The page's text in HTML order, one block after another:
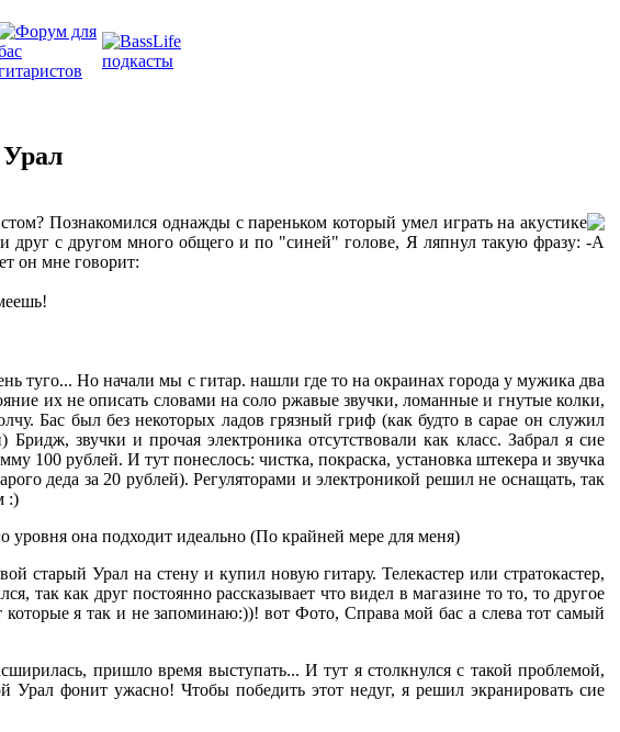
Познакомился однажды с пареньком который умел играть на акустике
друг с другом много общего и по "синей" голове, Я ляпнул такую фразу: -А
он мне говорит:
туго... Но начали мы с гитар. нашли где то на окраинах города у мужика два
их не описать словами на соло ржавые звучки, ломанные и гнутые колки,
Бас был без некоторых ладов грязный гриф (как будто в сарае он служил
звучки и прочая электроника отсутствовали как класс. Забрал я сие
100 рублей. И тут понеслось: чистка, покраска, установка штекера и звучка
деда за 20 рублей). Регуляторами и электроникой решил не оснащать, так
:)
уровня она подходит идеально (По крайней мере для меня)
старый Урал на стену и купил новую гитару. Телекастер или стратокастер,
так как друг постоянно рассказывает что видел в магазине то то, то другое
которые я так и не запоминаю:))! вот Фото, Справа мой бас а слева тот самый
пришло время выступать... И тут я столкнулся с такой проблемой,
Урал фонит ужасно! Чтобы победить этот недуг, я решил экранировать сие